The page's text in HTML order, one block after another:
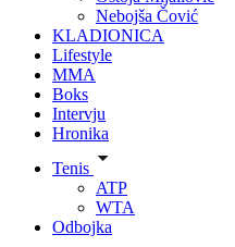
Nebojša Čović
KLADIONICA
Lifestyle
MMA
Boks
Intervju
Hronika
Tenis
ATP
WTA
Odbojka